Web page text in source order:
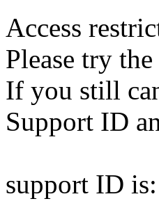
Access
Please try
If you still
Support ID
support ID